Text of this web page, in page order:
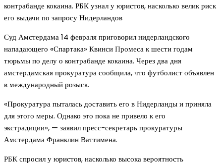
контрабанде кокаина. РБК узнал у юристов, насколько велик риск
его выдачи по запросу Нидерландов
Суд Амстердама 14 февраля приговорил нидерландского
нападающего «Спартака» Квинси Промеса к шести годам
тюрьмы по делу о контрабанде кокаина. Через два дня
амстердамская прокуратура сообщила, что футболист объявлен
в международный розыск.
«Прокуратура пыталась доставить его в Нидерланды и приняла
для этого меры. Однако это пока не привело к его
экстрадиции», — заявил пресс-секретарь прокуратуры
Амстердама Франклин Ваттимена.
РБК спросил у юристов, насколько высока вероятность